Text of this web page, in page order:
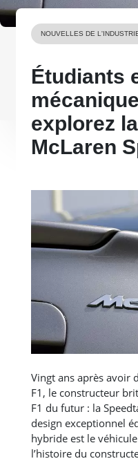
NOUVELLES DE
Étudiants
explorez
McLaren
Vingt ans après avoir
F1, le constructeur
F1 du futur : la
design exceptionnel
hybride est le
l’histoire du